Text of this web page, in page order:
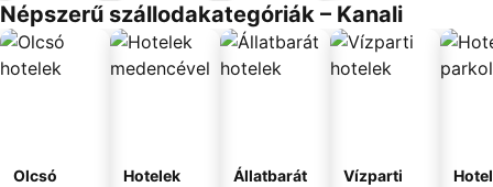
Népszerű szállodakategóriák – Kanali
Olcsó
Hotelek
Állatbarát
Vízparti